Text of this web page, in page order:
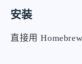
安装
直接用 Homebrew